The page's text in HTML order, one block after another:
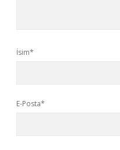
İsim*
E-Posta*